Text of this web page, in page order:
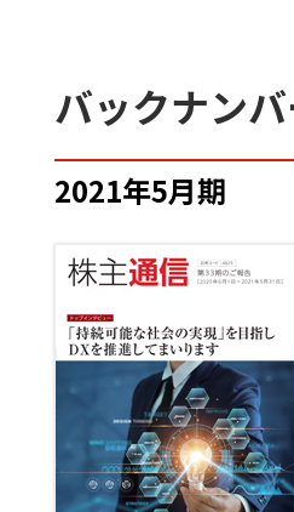
バックナン
2021年5月期